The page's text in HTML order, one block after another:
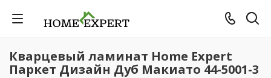
Кварцевый ламинат Home Expert
Паркет Дизайн Дуб Макиато 44-5001-3